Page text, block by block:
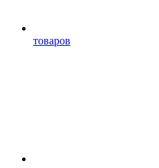
товаров